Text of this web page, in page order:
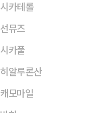
시카테롤
선뮤즈
시카풀
히알루론산
캐모마일